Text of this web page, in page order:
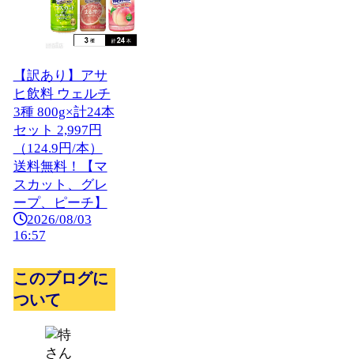
【訳あり】アサ
ヒ飲料 ウェルチ
3種 800g×計24本
セット 2,997円
（124.9円/本）
送料無料！【マ
スカット、グレ
ープ、ピーチ】
2026/08/03
16:57
このブログに
ついて